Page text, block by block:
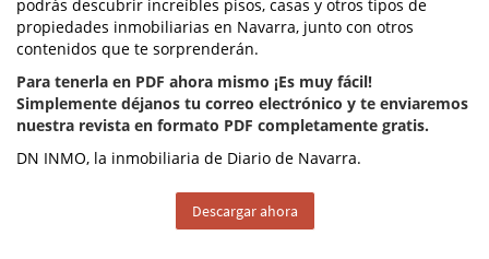
podrás descubrir increíbles pisos, casas y otros tipos de
propiedades inmobiliarias en Navarra, junto con otros
contenidos que te sorprenderán.
Para tenerla en PDF ahora mismo ¡Es muy fácil!
Simplemente déjanos tu correo electrónico y te enviaremos
nuestra revista en formato PDF completamente gratis.
DN INMO, la inmobiliaria de Diario de Navarra.
Descargar ahora